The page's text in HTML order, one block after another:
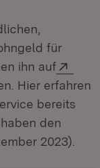
für
ihn auf
Hier erfahren
bereits
den
2023).